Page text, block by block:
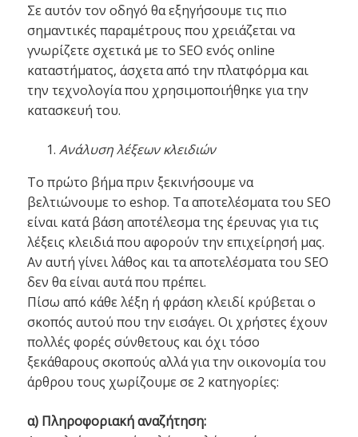
Σε αυτόν τον οδηγό θα εξηγήσουμε τις πιο
σημαντικές παραμέτρους που χρειάζεται να
γνωρίζετε σχετικά με το SEO ενός online
καταστήματος, άσχετα από την πλατφόρμα και
την τεχνολογία που χρησιμοποιήθηκε για την
κατασκευή του.
Ανάλυση λέξεων κλειδιών
Το πρώτο βήμα πριν ξεκινήσουμε να
βελτιώνουμε το eshop. Τα αποτελέσματα του SEO
είναι κατά βάση αποτέλεσμα της έρευνας για τις
λέξεις κλειδιά που αφορούν την επιχείρησή μας.
Αν αυτή γίνει λάθος και τα αποτελέσματα του SEO
δεν θα είναι αυτά που πρέπει.
Πίσω από κάθε λέξη ή φράση κλειδί κρύβεται ο
σκοπός αυτού που την εισάγει. Οι χρήστες έχουν
πολλές φορές σύνθετους και όχι τόσο
ξεκάθαρους σκοπούς αλλά για την οικονομία του
άρθρου τους χωρίζουμε σε 2 κατηγορίες:
α) Πληροφοριακή αναζήτηση: